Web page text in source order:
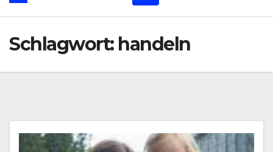
Schlagwort: handeln